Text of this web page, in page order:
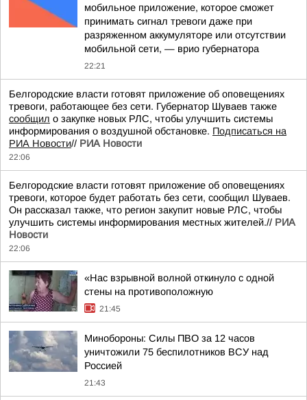
мобильное приложение, которое сможет
принимать сигнал тревоги даже при
разряженном аккумуляторе или отсутствии
мобильной сети, — врио губернатора
22:21
Белгородские власти готовят приложение об оповещениях
тревоги, работающее без сети. Губернатор Шуваев также
сообщил о закупке новых РЛС, чтобы улучшить системы
информирования о воздушной обстановке. Подписаться на
РИА Новости// РИА Новости
22:06
Белгородские власти готовят приложение об оповещениях
тревоги, которое будет работать без сети, сообщил Шуваев.
Он рассказал также, что регион закупит новые РЛС, чтобы
улучшить системы информирования местных жителей.// РИА
Новости
22:06
«Нас взрывной волной откинуло с одной
стены на противоположную
21:45
Минобороны: Силы ПВО за 12 часов
уничтожили 75 беспилотников ВСУ над
Россией
21:43